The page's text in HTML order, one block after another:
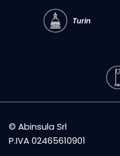
Turin
© Abinsula Srl
P.IVA 02465610901